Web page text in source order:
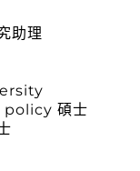
助理
碩士